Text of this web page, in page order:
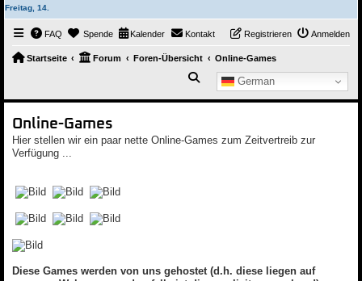
Freitag, 14.
FAQ Spende Kalender Kontakt Anmelden
Registrieren
Startseite Forum Foren-Übersicht Online-Games
German
Suche
Online-Games
Hier stellen wir ein paar nette Online-Games zum Zeitvertreib zur
Verfügung ...
Diese Games werden von uns gehostet (d.h. diese liegen auf